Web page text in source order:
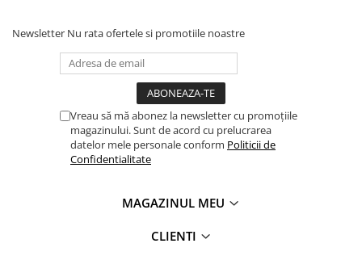
Newsletter Nu rata ofertele si promotiile noastre
Vreau să mă abonez la newsletter cu promoțiile
magazinului. Sunt de acord cu prelucrarea
datelor mele personale conform Politicii de
Confidentialitate
MAGAZINUL MEU
CLIENTI